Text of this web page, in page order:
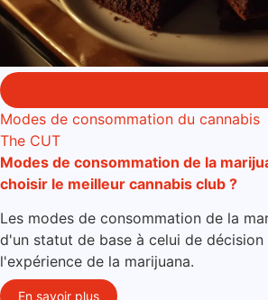
Modes de consommation du cannabis
The CUT
Modes de consommation de la
choisir le meilleur cannabis club ?
Les modes de consommation de la
d'un statut de base à celui de décision
l'expérience de la marijuana.
En savoir plus